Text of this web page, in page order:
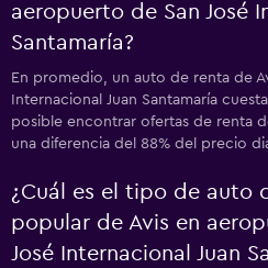
aeropuerto de San José
Santamaría?
En promedio, un auto de renta de
Internacional Juan Santamaría
posible encontrar ofertas de renta
una diferencia del 88% del precio
¿Cuál es el tipo de auto
popular de Avis en
José Internacional Juan